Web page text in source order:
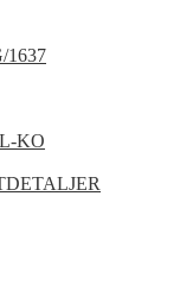
1637
KO